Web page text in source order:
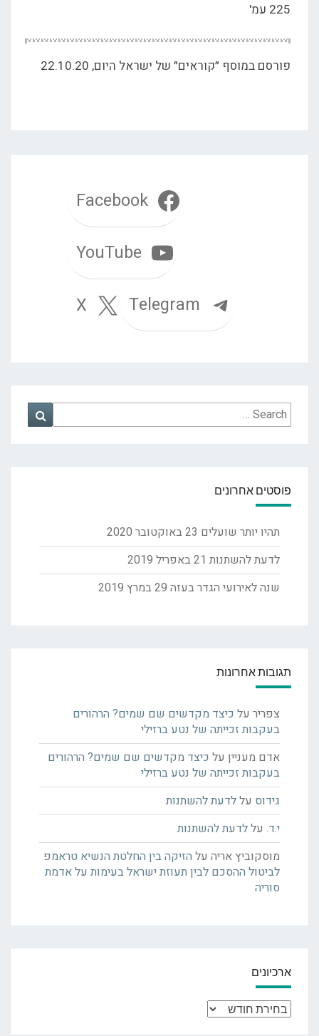
225 עמ'
פורסם במוסף ״קוראים״ של ישראל היום, 22.10.20
Facebook
YouTube
Telegram
X
Search
for:
Search
פוסטים אחרונים
תהיו יותר שועלים 23 באוקטובר 2020
לדעת להשתנות 21 באפריל 2019
שנה לאירועי הגדר בעזה 29 במרץ 2019
תגובות אחרונות
צפרירעל כיצד מקדשים שם שמים? הרהורים
בעקבות זכייתה של נטע ברזילי
אדם מענייןעל כיצד מקדשים שם שמים? הרהורים
בעקבות זכייתה של נטע ברזילי
גידוס עללדעת להשתנות
י.ד.עללדעת להשתנות
מוסקוביץ אריהעל הזיקה בין החלטת הנשיא טראמפ
לביטול ההסכם לבין תעוזת ישראל בעימות על אדמת
סוריה
ארכיונים
ארכיונים